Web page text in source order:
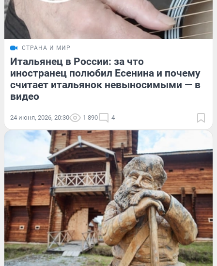
СТРАНА И МИР
Итальянец в России: за что
иностранец полюбил Есенина и почему
считает итальянок невыносимыми — в
видео
24 июня, 2026, 20:30 1 890 4